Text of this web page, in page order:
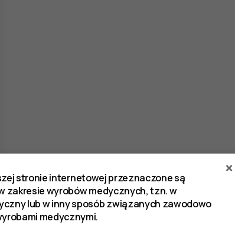
×
stronie internetowej przeznaczone są
zakresie wyrobów medycznych, tzn. w
lub w inny sposób związanych zawodowo
medycznymi.